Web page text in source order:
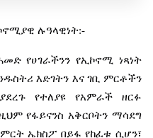
ሉዓላዊነት:-
የሀገራችንን የኢኮኖሚ ነጻነት
እድገትን እና ገቢ ምርቶችን
ያደረጉ የተለያዩ የአምራች
ዘርፉ
የፋይናንስ አቅርቦትን ማሳደግ
ኤክስፖ በይፋ የከፈቱ ሲሆን፣